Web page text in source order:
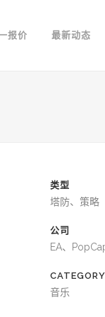
报价 最新动态
类型
塔防、策略
公司
EA、
CATEGORY
音乐